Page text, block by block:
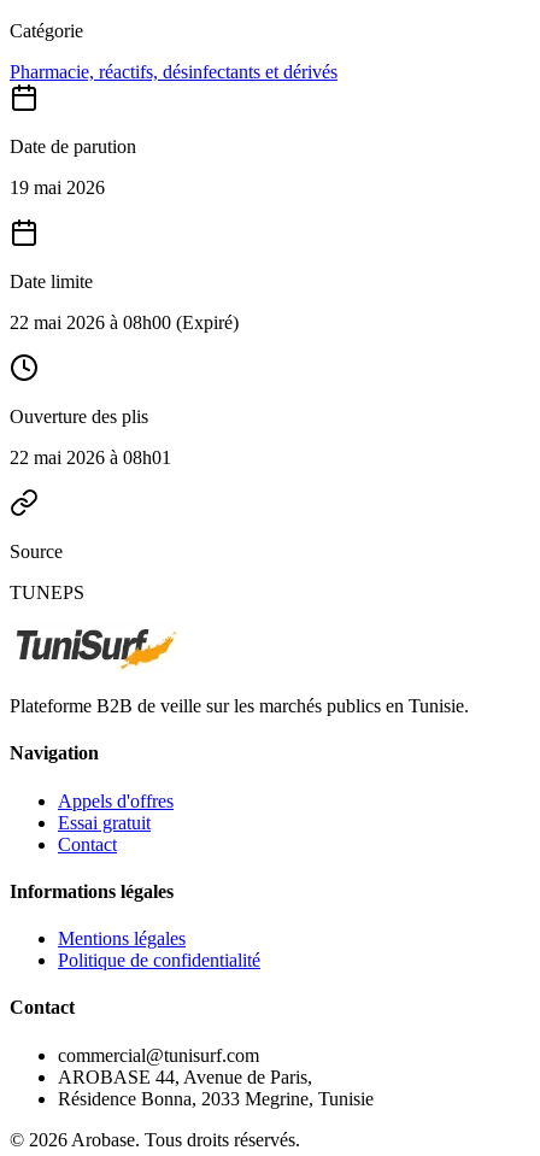
Catégorie
Pharmacie, réactifs, désinfectants et dérivés
Date de parution
19 mai 2026
Date limite
22 mai 2026 à 08h00 (Expiré)
Ouverture des plis
22 mai 2026 à 08h01
Source
TUNEPS
Plateforme B2B de veille sur les marchés publics en Tunisie.
Navigation
Appels d'offres
Essai gratuit
Contact
Informations légales
Mentions légales
Politique de confidentialité
Contact
commercial@tunisurf.com
AROBASE 44, Avenue de Paris,
Résidence Bonna, 2033 Megrine, Tunisie
© 2026 Arobase. Tous droits réservés.